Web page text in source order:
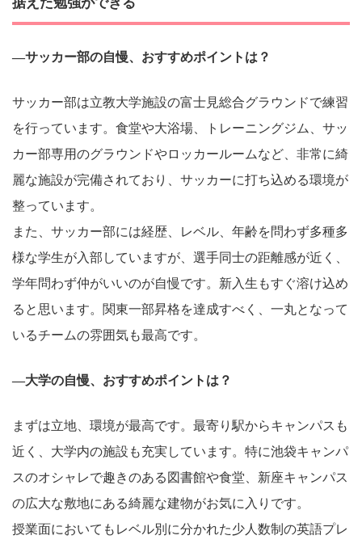
―サッカー部の自慢、おすすめポイントは？
サッカー部は立教大学施設の富士見総合グラウンドで練習
を行っています。食堂や大浴場、トレーニングジム、サッ
カー部専用のグラウンドやロッカールームなど、非常に綺
麗な施設が完備されており、サッカーに打ち込める環境が
整っています。
また、サッカー部には経歴、レベル、年齢を問わず多種多
様な学生が入部していますが、選手同士の距離感が近く、
学年問わず仲がいいのが自慢です。新入生もすぐ溶け込め
ると思います。関東一部昇格を達成すべく、一丸となって
いるチームの雰囲気も最高です。
―大学の自慢、おすすめポイントは？
まずは立地、環境が最高です。最寄り駅からキャンパスも
近く、大学内の施設も充実しています。特に池袋キャンパ
スのオシャレで趣きのある図書館や食堂、新座キャンパス
の広大な敷地にある綺麗な建物がお気に入りです。
授業面においてもレベル別に分かれた少人数制の英語プレ